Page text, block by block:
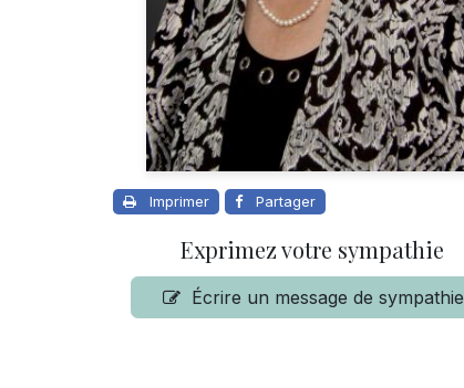
Imprimer Partager
Exprimez votre sympathie
Écrire un message de sympathie